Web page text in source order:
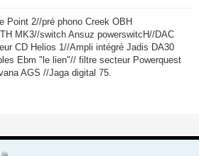
Point 2//pré phono Creek OBH
MK3//switch Ansuz powerswitcH//DAC
CD Helios 1//Ampli intégré Jadis DA30
Ebm "le lien"// filtre secteur Powerquest
AGS //Jaga digital 75.